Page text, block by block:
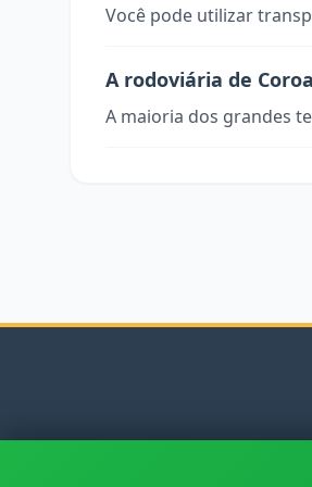
Você pode utilizar
A rodoviária de
A maioria dos grandes